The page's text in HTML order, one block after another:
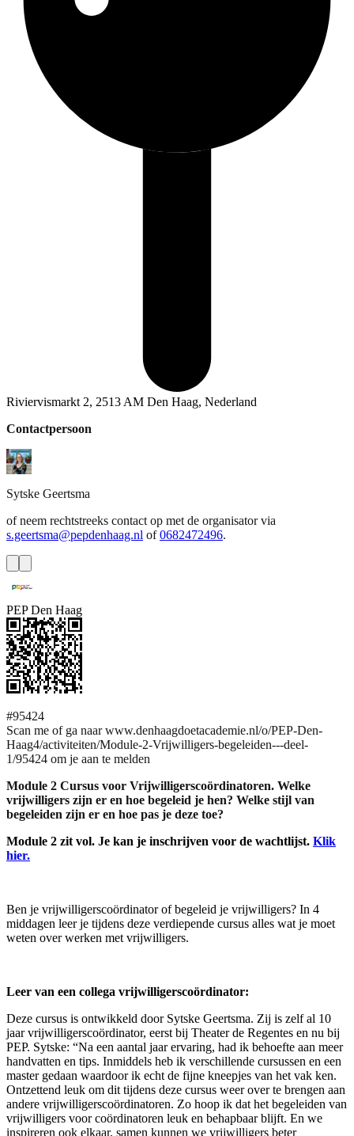
Riviervismarkt 2, 2513 AM Den Haag, Nederland
Contactpersoon
Sytske Geertsma
of neem rechtstreeks contact op met de organisator via
s.geertsma@pepdenhaag.nl of 0682472496.
PEP Den Haag
#95424
Scan me of ga naar www.denhaagdoetacademie.nl/o/PEP-Den-
Haag4/activiteiten/Module-2-Vrijwilligers-begeleiden---deel-
1/95424 om je aan te melden
Module 2 Cursus voor Vrijwilligerscoördinatoren. Welke
vrijwilligers zijn er en hoe begeleid je hen? Welke stijl van
begeleiden zijn er en hoe pas je deze toe?
Module 2 zit vol. Je kan je inschrijven voor de wachtlijst. Klik
hier.
Ben je vrijwilligerscoördinator of begeleid je vrijwilligers? In 4
middagen leer je tijdens deze verdiepende cursus alles wat je moet
weten over werken met vrijwilligers.
Leer van een collega vrijwilligerscoördinator:
Deze cursus is ontwikkeld door Sytske Geertsma. Zij is zelf al 10
jaar vrijwilligerscoördinator, eerst bij Theater de Regentes en nu bij
PEP. Sytske: “Na een aantal jaar ervaring, had ik behoefte aan meer
handvatten en tips. Inmiddels heb ik verschillende cursussen en een
master gedaan waardoor ik echt de fijne kneepjes van het vak ken.
Ontzettend leuk om dit tijdens deze cursus weer over te brengen aan
andere vrijwilligerscoördinatoren. Zo hoop ik dat het begeleiden van
vrijwilligers voor coördinatoren leuk en behapbaar blijft. En we
inspireren ook elkaar, samen kunnen we vrijwilligers beter